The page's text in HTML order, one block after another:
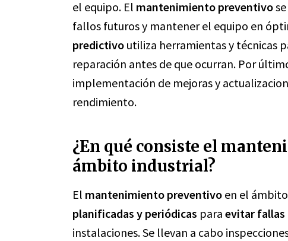
el equipo. El mantenimiento preventivo
fallos futuros y mantener el equipo en
predictivo utiliza herramientas y técnicas
reparación antes de que ocurran. Por
implementación de mejoras y
rendimiento.
¿En qué consiste el
ámbito industrial?
El mantenimiento preventivo en el
planificadas y periódicas para evitar fallas
instalaciones. Se llevan a cabo